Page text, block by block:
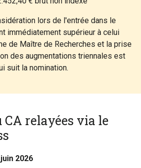
lors de l'entrée dans le
immédiatement supérieur à celui
de Maître de Recherches et la prise
des augmentations triennales est
suit la nomination.
CA relayées via le
2026